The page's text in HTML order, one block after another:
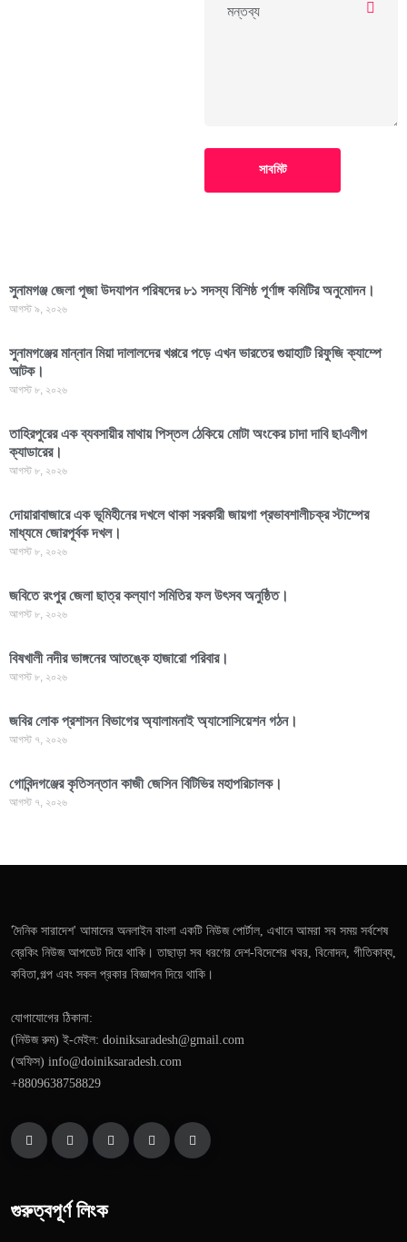
সাবমিট
সুনামগঞ্জ জেলা পূজা উদযাপন পরিষদের ৮১ সদস্য বিশিষ্ঠ পূর্ণাঙ্গ কমিটির অনুমোদন।
আগস্ট ৯, ২০২৬
সুনামগঞ্জের মান্নান মিয়া দালালদের খপ্পরে পড়ে এখন ভারতের গুয়াহাটি রিফুজি ক্যাম্পে
আটক।
আগস্ট ৮, ২০২৬
তাহিরপুরের এক ব্যবসায়ীর মাথায় পিস্তল ঠেকিয়ে মোটা অংকের চাদা দাবি ছাএলীগ
ক্যাডারের।
আগস্ট ৮, ২০২৬
দোয়ারাবাজারে এক ভূমিহীনের দখলে থাকা সরকারী জায়গা প্রভাবশালীচক্র স্টাম্পের
মাধ্যমে জোরপূর্বক দখল।
আগস্ট ৮, ২০২৬
জবিতে রংপুর জেলা ছাত্র কল্যাণ সমিতির ফল উৎসব অনুষ্ঠিত।
আগস্ট ৮, ২০২৬
বিষখালী নদীর ভাঙ্গনের আতঙ্কে হাজারো পরিবার।
আগস্ট ৮, ২০২৬
জবির লোক প্রশাসন বিভাগের অ্যালামনাই অ্যাসোসিয়েশন গঠন।
আগস্ট ৭, ২০২৬
গোবিন্দগঞ্জের কৃতিসন্তান কাজী জেসিন বিটিভির মহাপরিচালক।
আগস্ট ৭, ২০২৬
'দৈনিক সারাদেশ' আমাদের অনলাইন বাংলা একটি নিউজ পোর্টাল, এখানে আমরা সব সময় সর্বশেষ
ব্রেকিং নিউজ আপডেট দিয়ে থাকি। তাছাড়া সব ধরণের দেশ-বিদেশের খবর, বিনোদন, গীতিকাব্য,
কবিতা,গল্প এবং সকল প্রকার বিজ্ঞাপন দিয়ে থাকি।
যোগাযোগের ঠিকানা:
(নিউজ রুম) ই-মেইল: doiniksaradesh@gmail.com
(অফিস) info@doiniksaradesh.com
+8809638758829
গুরুত্বপূর্ণ লিংক